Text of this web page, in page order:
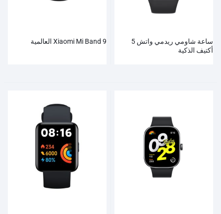
ساعة شاومي ريدمي واتش 5
أكتيف الذكية
Xiaomi Mi Band 9 العالمية